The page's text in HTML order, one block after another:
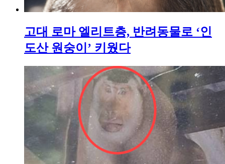
고대 로마 엘리트층, 반려동물로 ‘인
도산 원숭이’ 키웠다